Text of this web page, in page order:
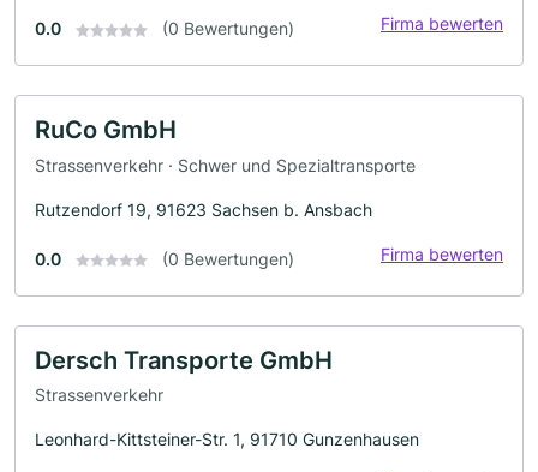
0.0 (0 Bewertungen) Firma bewerten
RuCo GmbH
Strassenverkehr · Schwer und Spezialtransporte
Rutzendorf 19, 91623 Sachsen b. Ansbach
0.0 (0 Bewertungen) Firma bewerten
Dersch Transporte GmbH
Strassenverkehr
Leonhard-Kittsteiner-Str. 1, 91710 Gunzenhausen